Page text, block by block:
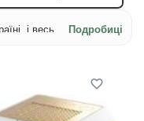
і весь
підставки,
Подробиці